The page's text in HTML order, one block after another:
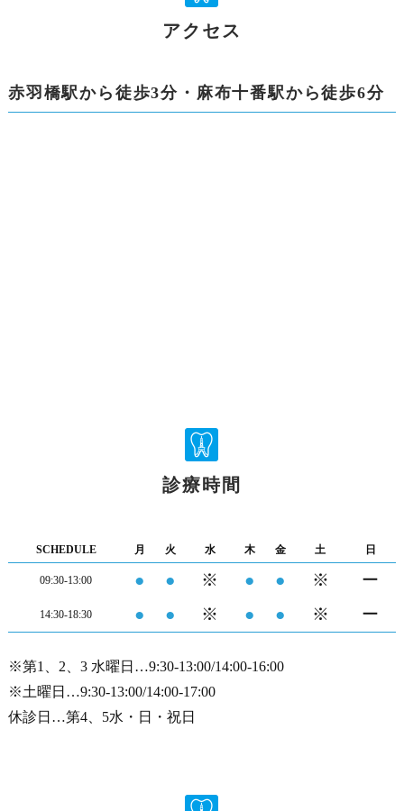
アクセス
赤羽橋駅から徒歩3分・麻布十番駅から徒歩6分
診療時間
SCHEDULE 月 火 水 木 金 土 日
09:30-13:00 ● ● ※ ● ● ※ ー
14:30-18:30 ● ● ※ ● ● ※ ー
※第1、2、3 水曜日…9:30-13:00/14:00-16:00
※土曜日…9:30-13:00/14:00-17:00
休診日…第4、5水・日・祝日